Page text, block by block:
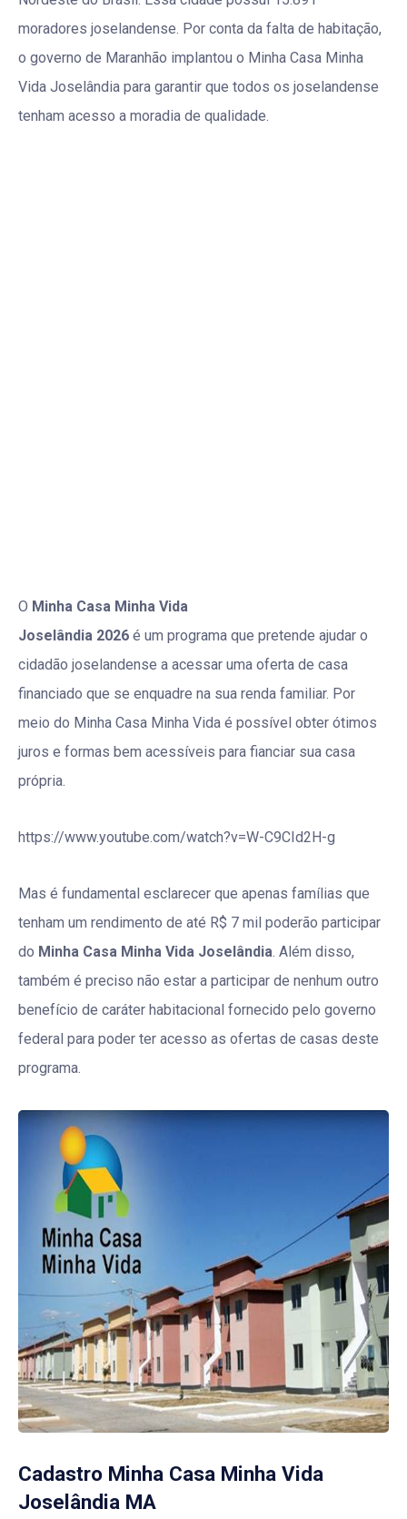
moradores joselandense. Por conta da falta de habitação,
o governo de Maranhão implantou o Minha Casa Minha
Vida Joselândia para garantir que todos os joselandense
tenham acesso a moradia de qualidade.
O Minha Casa Minha Vida
Joselândia 2026 é um programa que pretende ajudar o
cidadão joselandense a acessar uma oferta de casa
financiado que se enquadre na sua renda familiar. Por
meio do Minha Casa Minha Vida é possível obter ótimos
juros e formas bem acessíveis para fianciar sua casa
própria.
https://www.youtube.com/watch?v=W-C9CId2H-g
Mas é fundamental esclarecer que apenas famílias que
tenham um rendimento de até R$ 7 mil poderão participar
do Minha Casa Minha Vida Joselândia. Além disso,
também é preciso não estar a participar de nenhum outro
benefício de caráter habitacional fornecido pelo governo
federal para poder ter acesso as ofertas de casas deste
programa.
Cadastro Minha Casa Minha Vida
Joselândia MA